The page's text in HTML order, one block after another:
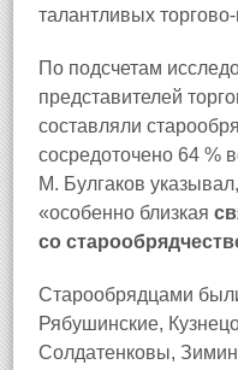
талантливых
По подсчетам
представителей
составляли
сосредоточено 64 %
М. Булгаков
«особенно близкая
со
Старообрядцами
Рябушинские,
Солдатенковы,